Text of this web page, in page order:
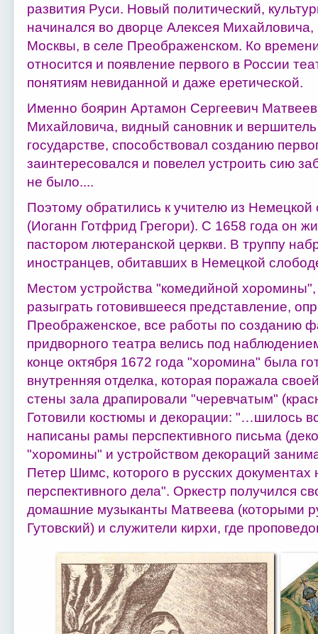
развития Руси. Новый политический,
начинался во дворце Алексея Михайловича,
Москвы, в селе Преображенском. Ко
относится и появление первого в России
понятиям невиданной и даже еретической.
Именно боярин Артамон Сергеевич
Михайловича, видный сановник и
государстве, способствовал созданию
заинтересовался и повелел устроить сию
не было....
Поэтому обратились к учителю из
(Иоганн Готфрид Грегори). С 1658 года он
пастором лютеранской церкви. В труппу
иностранцев, обитавших в Немецкой
Местом устройства "комедийной хоромины",
разыграть готовившееся представление,
Преображенское, все работы по созданию
придворного театра велись под
конце октября 1672 года "хоромина" была
внутренняя отделка, которая поражала
стены зала драпировали "черевчатым"
Готовили костюмы и декорации: "…шилось
написаны рамы перспективного письма
"хоромины" и устройством декораций
Петер Шимс, которого в русских
перспективного дела". Оркестр получился
домашние музыканты Матвеева (которыми
Гутовский) и служители кирхи, где